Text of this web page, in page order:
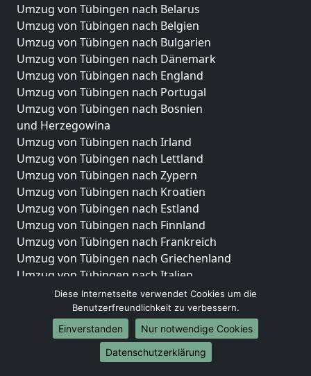
Umzug von Tübingen nach Belarus
Umzug von Tübingen nach Belgien
Umzug von Tübingen nach Bulgarien
Umzug von Tübingen nach Dänemark
Umzug von Tübingen nach England
Umzug von Tübingen nach Portugal
Umzug von Tübingen nach Bosnien
und Herzegowina
Umzug von Tübingen nach Irland
Umzug von Tübingen nach Lettland
Umzug von Tübingen nach Zypern
Umzug von Tübingen nach Kroatien
Umzug von Tübingen nach Estland
Umzug von Tübingen nach Finnland
Umzug von Tübingen nach Frankreich
Umzug von Tübingen nach Griechenland
Umzug von Tübingen nach Italien
Umzug von Tübingen nach Liechtenstein
Umzug von Tübingen nach Luxemburg
Umzug von Tübingen nach Niederlande
Umzug von Tübingen nach Norwegen
Umzüge-Deutschlandweit
Diese Internetseite verwendet Cookies um die
Benutzerfreundlichkeit zu verbessern.
Einverstanden
Nur notwendige Cookies
Datenschutzerklärung